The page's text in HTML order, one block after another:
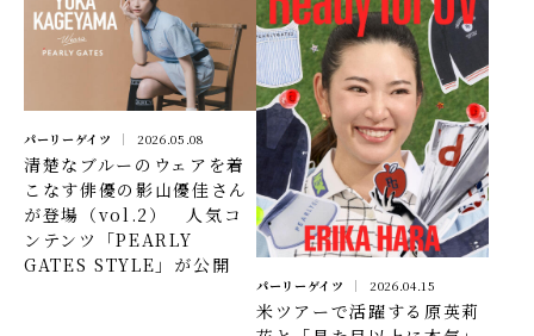
パーリーゲイツ 2026.05.08
清楚なブルーのウェアを着
こなす俳優の影山優佳さん
が登場（vol.2） 人気コ
ンテンツ「PEARLY
GATES STYLE」が公開
パーリーゲイツ 2026.04.15
米ツアーで活躍する原英莉